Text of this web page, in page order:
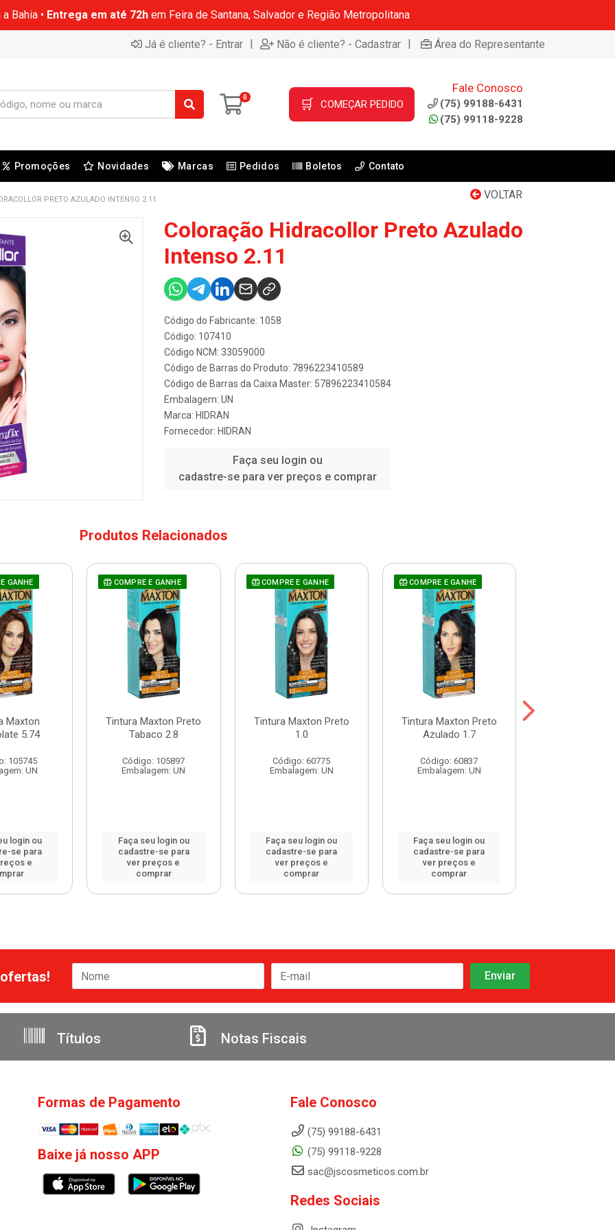
Bahia • Entrega em até 72hem Feira de Santana, Salvador e Região Metropolitana
Já é cliente? - Entrar | Não é cliente? - Cadastrar | Área do Representante
0 🛒 COMEÇAR PEDIDO
Fale Conosco
(75) 99188-6431
(75) 99118-9228
Promoções Novidades Marcas Pedidos Boletos Contato
VOLTAR
PRETO AZULADO INTENSO 2.11
Coloração Hidracollor Preto Azulado
Intenso 2.11
Código do Fabricante: 1058
Código: 107410
Código NCM: 33059000
Código de Barras do Produto: 7896223410589
Código de Barras da Caixa Master: 57896223410584
Embalagem: UN
Marca: HIDRAN
Fornecedor: HIDRAN
Faça seu login ou
cadastre-se para ver preços e comprar
Produtos Relacionados
GANHE
Maxton
5.74
105745
UN
login ou
se para
e
COMPRE E GANHE
Tintura Maxton Preto
Tabaco 2.8
Código: 105897
Embalagem: UN
Faça seu login ou
cadastre-se para
ver preços e
comprar
COMPRE E GANHE
Tintura Maxton Preto
1.0
Código: 60775
Embalagem: UN
Faça seu login ou
cadastre-se para
ver preços e
comprar
COMPRE E GANHE
Tintura Maxton Preto
Azulado 1.7
Código: 60837
Embalagem: UN
Faça seu login ou
cadastre-se para
ver preços e
comprar
Títulos Notas Fiscais
Formas de Pagamento
Baixe já nosso APP
Fale Conosco
(75) 99188-6431
(75) 99118-9228
sac@jscosmeticos.com.br
Redes Sociais